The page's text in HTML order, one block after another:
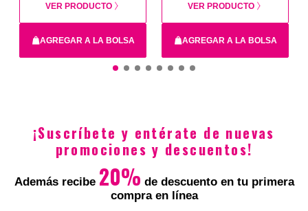
AGREGAR A LA BOLSA
VER PRODUCTO
AGREGAR A LA BOLSA
VER PRODUCTO
¡Suscríbete y entérate de nuevas
promociones y descuentos!
Además recibe 20% de descuento en tu primera
compra en línea